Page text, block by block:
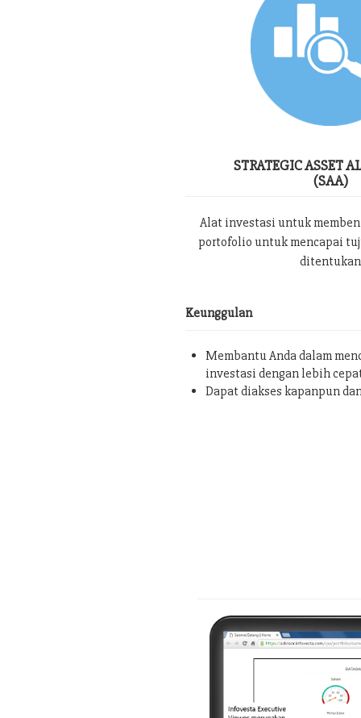
STRATEGIC ASSET
(SAA)
Alat investasi untuk
portofolio untuk mencapai
ditentukan
Keunggulan
Membantu Anda dalam
investasi dengan lebih
Dapat diakses kapanpun